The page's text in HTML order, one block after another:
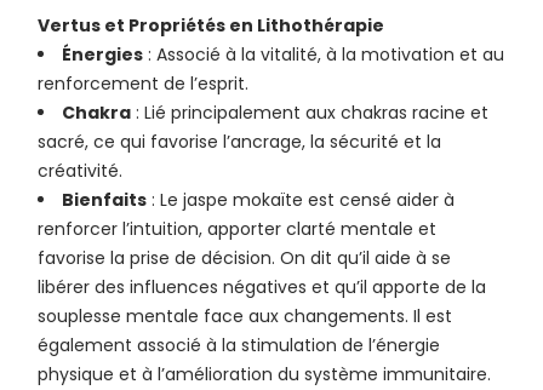
Vertus et Propriétés en Lithothérapie
Énergies : Associé à la vitalité, à la motivation et au
renforcement de l’esprit.
Chakra : Lié principalement aux chakras racine et
sacré, ce qui favorise l’ancrage, la sécurité et la
créativité.
Bienfaits : Le jaspe mokaïte est censé aider à
renforcer l’intuition, apporter clarté mentale et
favorise la prise de décision. On dit qu’il aide à se
libérer des influences négatives et qu’il apporte de la
souplesse mentale face aux changements. Il est
également associé à la stimulation de l’énergie
physique et à l’amélioration du système immunitaire.